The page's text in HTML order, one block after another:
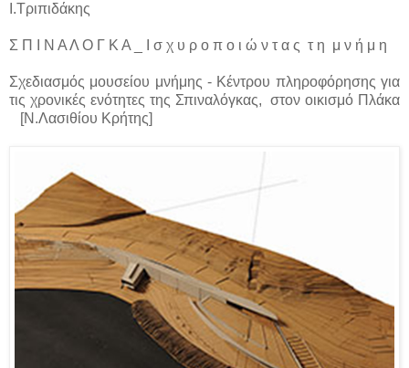
Ι.Τριπιδάκης
Σ Π Ι Ν Α Λ Ο Γ Κ Α _ Ι σ χ υ ρ ο π ο ι ώ ν τ α ς τ η μ ν ή μ η
Σχεδιασμός μουσείου μνήμης - Κέντρου πληροφόρησης για
τις χρονικές ενότητες της Σπιναλόγκας, στoν οικισμό Πλάκα
[Ν.Λασιθίου Κρήτης]